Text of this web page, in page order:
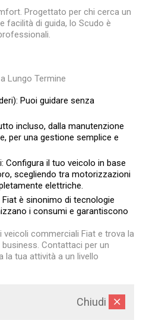
Progettato per chi cerca un
facilità di guida, lo Scudo è
Lungo Termine
Puoi guidare senza
incluso, dalla manutenzione
per una gestione semplice e
Configura il tuo veicolo in base
scegliendo tra motorizzazioni
elettriche.
è sinonimo di tecnologie
i consumi e garantiscono
commerciali Fiat e trova la
Contattaci per un
la tua attività a un livello
Chiudi